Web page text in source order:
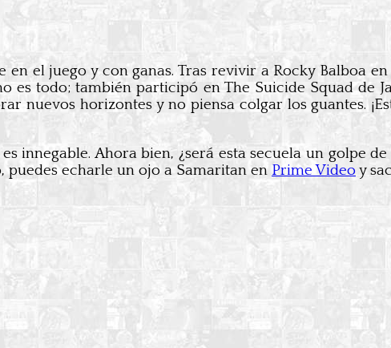
en el juego y con ganas. Tras revivir a Rocky Balboa
es todo; también participó en The Suicide Squad de
nuevos horizontes y no piensa colgar los guantes.
innegable. Ahora bien, ¿será esta secuela un golpe
echarle un ojo a Samaritan en Prime Videoy